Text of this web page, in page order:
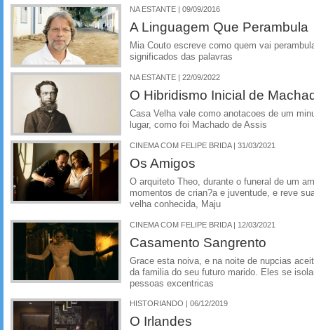
NA ESTANTE | 09/09/2016
A Linguagem Que Perambula
Mia Couto escreve como quem vai
significados das palavras
NA ESTANTE | 22/09/2022
O Hibridismo Inicial de
Casa Velha vale como anotacoes de um
lugar, como foi Machado de Assis
CINEMA COM FELIPE BRIDA | 31/03/2021
Os Amigos
O arquiteto Theo, durante o funeral de um
momentos de crian?a e juventude, e reve
velha conhecida, Maju
CINEMA COM FELIPE BRIDA | 12/03/2021
Casamento Sangrento
Grace esta noiva, e na noite de nupcias
da familia do seu futuro marido. Eles se
pessoas excentricas
HISTORIANDO | 06/12/2019
O Irlandes